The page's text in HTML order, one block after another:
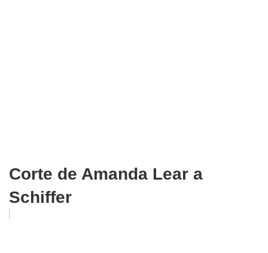
Corte de Amanda Lear a
Schiffer